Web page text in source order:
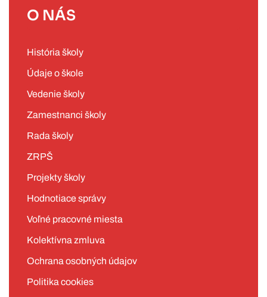
O NÁS
História školy
Údaje o škole
Vedenie školy
Zamestnanci školy
Rada školy
ZRPŠ
Projekty školy
Hodnotiace správy
Voľné pracovné miesta
Kolektívna zmluva
Ochrana osobných údajov
Politika cookies